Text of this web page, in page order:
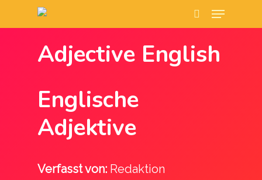
Drück Enter um zu suchen oder
Adjective English
Englische
Adjektive
Verfasst von: Redaktion